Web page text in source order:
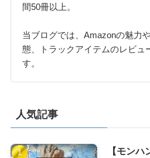
間50冊以上。
当ブログでは、Amazonの魅力
態、トラックアイテムのレビュ
す。
人気記事
【モン